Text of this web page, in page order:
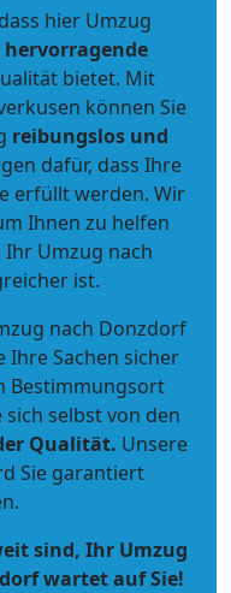
hier Umzug
hervorragende
bietet. Mit
können Sie
reibungslos und
dafür, dass Ihre
erfüllt werden. Wir
Ihnen zu helfen
Umzug nach
ist.
nach Donzdorf
Sachen sicher
Bestimmungsort
selbst von den
Qualität. Unsere
Sie garantiert
sind, Ihr Umzug
wartet auf Sie!